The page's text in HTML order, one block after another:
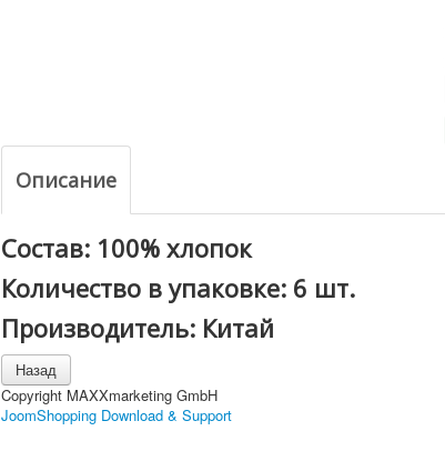
Описание
Состав: 100% хлопок
Количество в упаковке: 6 шт.
Производитель: Китай
Copyright MAXXmarketing GmbH
JoomShopping Download & Support